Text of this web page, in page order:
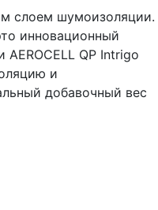
слоем шумоизоляции.
инновационный
AEROCELL QP Intrigo
и
добавочный вес